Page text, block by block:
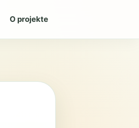
O projekte